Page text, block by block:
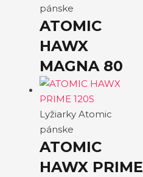
pánske
ATOMIC
HAWX
MAGNA 80
Lyžiarky Atomic
pánske
ATOMIC
HAWX PRIME